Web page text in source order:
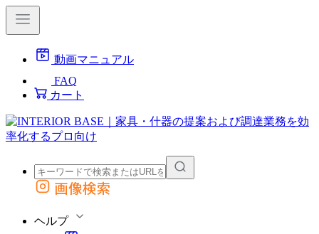
動画マニュアル
FAQ
カート
外部サイトの商品をカートに追加
画像検索
ヘルプ